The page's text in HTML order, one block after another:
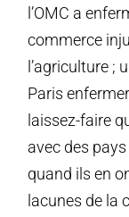
l’OMC a
commerce
l’agriculture ;
Paris
laissez-faire
avec des
quand ils en
lacunes de la